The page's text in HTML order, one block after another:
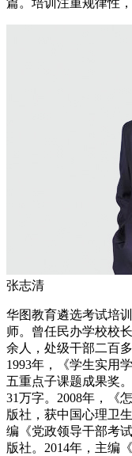
张志清
华图教育遴选考试培
师。曾任民办学校校
余人，处级干部二百
1993年，《学生实用
五重点子课题成果奖
31万字。2008年，《
版社，获中国心理卫
编《党政领导干部考
版社。2014年，主编